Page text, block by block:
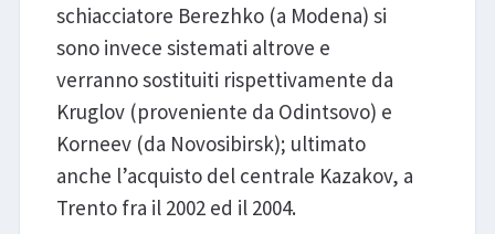
schiacciatore Berezhko (a Modena) si
sono invece sistemati altrove e
verranno sostituiti rispettivamente da
Kruglov (proveniente da Odintsovo) e
Korneev (da Novosibirsk); ultimato
anche l’acquisto del centrale Kazakov, a
Trento fra il 2002 ed il 2004.